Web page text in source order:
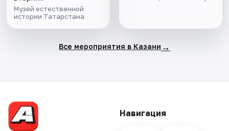
Музей естественной
истории Татарстана
Все мероприятия в Казани →
Навигация